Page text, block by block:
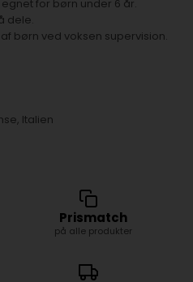
for børn under 6 år.
dele.
børn ved voksen supervision.
Italien
Prismatch
på alle produkter